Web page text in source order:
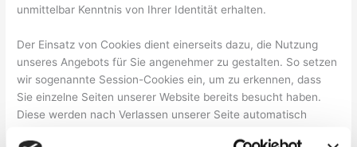
unmittelbar Kenntnis von Ihrer Identität erhalten.
Der Einsatz von Cookies dient einerseits dazu, die Nutzung
unseres Angebots für Sie angenehmer zu gestalten. So setzen
wir sogenannte Session-Cookies ein, um zu erkennen, dass
Sie einzelne Seiten unserer Website bereits besucht haben.
Diese werden nach Verlassen unserer Seite automatisch